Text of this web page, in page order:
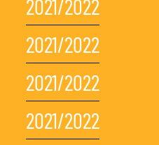
2021/2022
2021/2022
2021/2022
2021/2022